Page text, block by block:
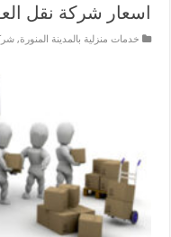
اسعار شركة نقل
خدمات منزلية بالمدينة المنورة,